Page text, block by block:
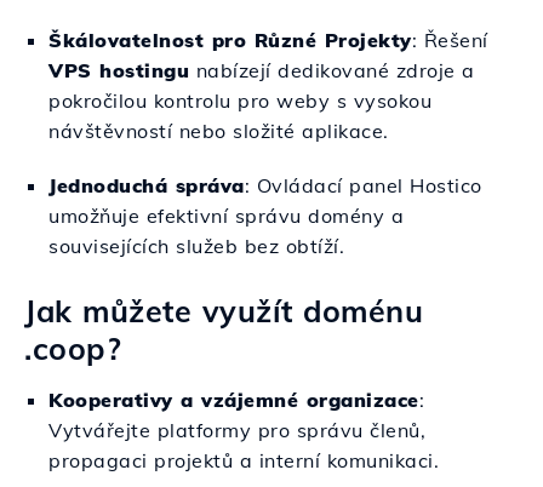
Škálovatelnost pro Různé Projekty: Řešení
VPS hostingu nabízejí dedikované zdroje a
pokročilou kontrolu pro weby s vysokou
návštěvností nebo složité aplikace.
Jednoduchá správa: Ovládací panel Hostico
umožňuje efektivní správu domény a
souvisejících služeb bez obtíží.
Jak můžete využít doménu
.coop?
Kooperativy a vzájemné organizace:
Vytvářejte platformy pro správu členů,
propagaci projektů a interní komunikaci.